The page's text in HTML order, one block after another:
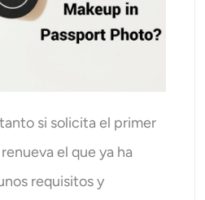
Estilo por IA
si solicita el primer
el que ya ha
requisitos y